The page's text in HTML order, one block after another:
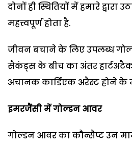
दोनों ही स्थितियों में हमारे
महत्त्वपूर्ण होता है.
जीवन बचाने के लिए उपलब्ध
सैकंड्स के बीच का अंतर
अचानक कार्डिएक अरैस्ट होने के
इमरजैंसी में गोल्डन आवर
गोल्डन आवर का कौन्सैप्ट उन